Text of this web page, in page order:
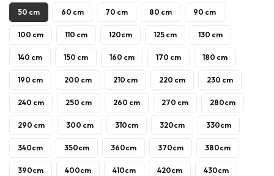
50 cm 60 cm 70 cm 80 cm 90 cm
100 cm 110 cm 120cm 125 cm 130 cm
140 cm 150 cm 160 cm 170 cm 180 cm
190 cm 200 cm 210 cm 220 cm 230 cm
240 cm 250 cm 260 cm 270 cm 280cm
290 cm 300 cm 310cm 320cm 330cm
340cm 350cm 360cm 370cm 380cm
390cm 400cm 410cm 420cm 430cm